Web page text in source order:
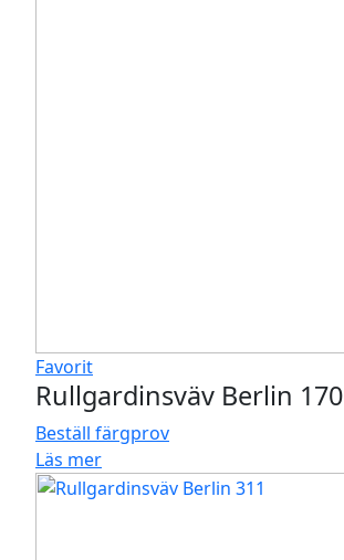
Favorit
Rullgardinsväv Berlin 170
Beställ färgprov
Läs mer